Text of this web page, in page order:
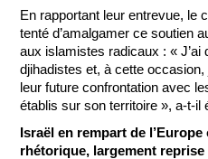
En rapportant leur entrevue, le
tenté d’amalgamer ce soutien
aux islamistes radicaux : « J’ai
djihadistes et, à cette
leur future confrontation avec
établis sur son territoire », a-t-il
Israël en rempart de
rhétorique, largement